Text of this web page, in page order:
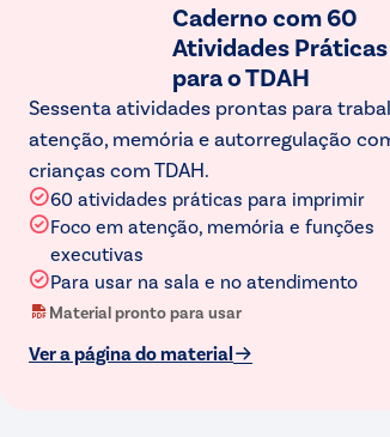
Caderno com 60
Atividades Práticas
para o TDAH
Sessenta atividades prontas para
atenção, memória e autorregulação
crianças com TDAH.
60 atividades práticas para imprimir
Foco em atenção, memória e funções
executivas
Para usar na sala e no atendimento
Material pronto para usar
Ver a página do material